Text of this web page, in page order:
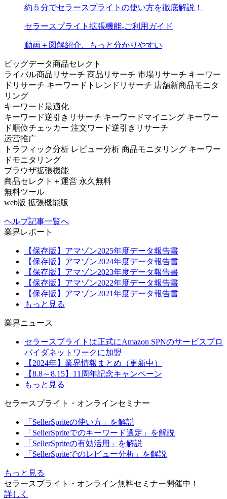
約５分でセラースプライトの使い方を徹底解説！
セラースプライト拡張機能-ご利用ガイド
動画＋図解紹介、もっと分かりやすい
ビッグデータ商品セレクト
ライバル商品リサーチ 商品リサーチ 市場リサーチ キーワー
ドリサーチ キーワードトレンドリサーチ 店舗新商品モニタ
リング
キーワード最適化
キーワード逆引きリサーチ キーワードマイニング キーワー
ド順位チェッカー 注文ワード逆引きリサーチ
运营推广
トラフィック分析 レビュー分析 商品モニタリング キーワー
ドモニタリング
ブラウザ拡張機能
商品セレクト＋運営 永久無料
無料ツール
web版 拡張機能版
ヘルプ記事一覧へ
業界レポート
【保存版】アマゾン2025年度データ報告書
【保存版】アマゾン2024年度データ報告書
【保存版】アマゾン2023年度データ報告書
【保存版】アマゾン2022年度データ報告書
【保存版】アマゾン2021年度データ報告書
もっと見る
業界ニュース
セラースプライトは正式にAmazon SPNのサービスプロ
バイダネットワークに加盟
【2024年】業界情報まとめ（更新中）
【8.8～8.15】11周年記念キャンペーン
もっと見る
セラースプライト・オンラインセミナー
「SellerSpriteの使い方」を解説
「SellerSpriteでのキーワード選定」を解説
「SellerSpriteの有効活用」を解説
「SellerSpriteでのレビュー分析」を解説
もっと見る
セラースプライト・オンライン無料セミナー開催中！
詳しく